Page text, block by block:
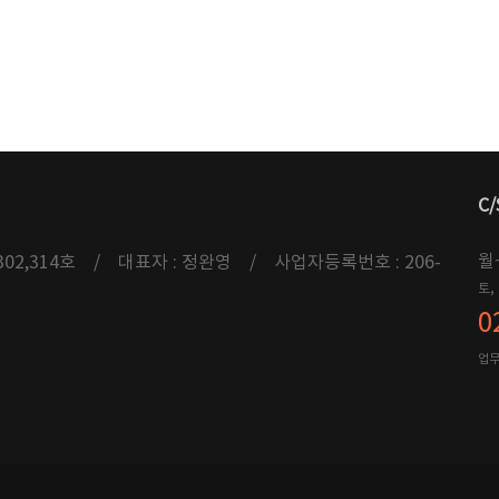
302,314호 / 대표자 : 정완영 / 사업자등록번호 : 206-
토,
업